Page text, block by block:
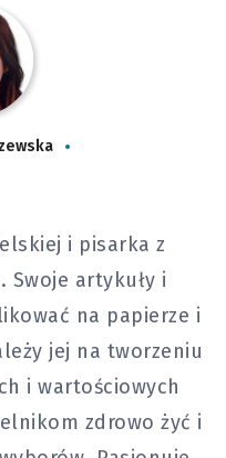
i pisarka z
Swoje artykuły i
na papierze i
jej na tworzeniu
i wartościowych
zdrowo żyć i